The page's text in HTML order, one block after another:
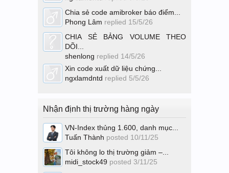
Chia sẻ code amibroker báo điểm...
Phong Lâm replied 15/5/26
CHIA SẺ BẢNG VOLUME THEO
DÕI...
shenlong replied 14/5/26
Xin code xuất dữ liệu chứng...
ngxlamdntd replied 5/5/26
Nhận định thị trường hàng ngày
VN-Index thủng 1.600, danh mục...
Tuấn Thành posted 10/11/25
Tôi không lo thị trường giảm –...
midi_stock49 posted 3/11/25